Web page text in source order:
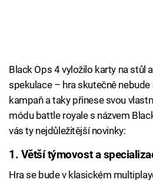
Black Ops 4 vyložilo karty na stůl
spekulace – hra skutečně
kampaň a taky přinese svou
módu battle royale s názvem
vás ty nejdůležitější novinky:
1. Větší týmovost a
Hra se bude v klasickém